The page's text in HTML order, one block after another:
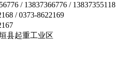
/ 13837366776 / 13837355118
/ 0373-8622169
县起重工业区